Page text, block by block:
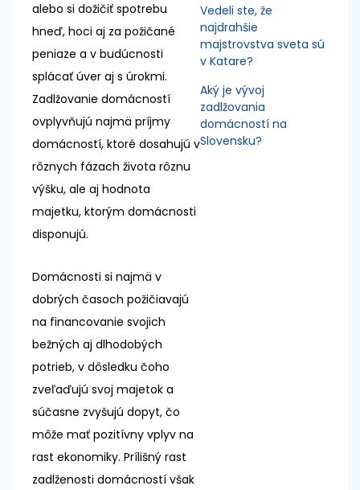
alebo si dožičiť spotrebu
hneď, hoci aj za požičané
peniaze a v budúcnosti
splácať úver aj s úrokmi.
Zadlžovanie domácností
ovplyvňujú najmä príjmy
domácností, ktoré dosahujú v
rôznych fázach života rôznu
výšku, ale aj hodnota
majetku, ktorým domácnosti
disponujú.
Domácnosti si najmä v
dobrých časoch požičiavajú
na financovanie svojich
bežných aj dlhodobých
potrieb, v dôsledku čoho
zveľaďujú svoj majetok a
súčasne zvyšujú dopyt, čo
môže mať pozitívny vplyv na
rast ekonomiky. Prílišný rast
zadlženosti domácností však
Vedeli ste, že
najdrahšie
majstrovstva sveta sú
v Katare?
Aký je vývoj
zadlžovania
domácností na
Slovensku?